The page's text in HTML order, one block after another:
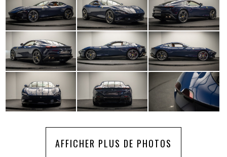
AFFICHER PLUS DE PHOTOS